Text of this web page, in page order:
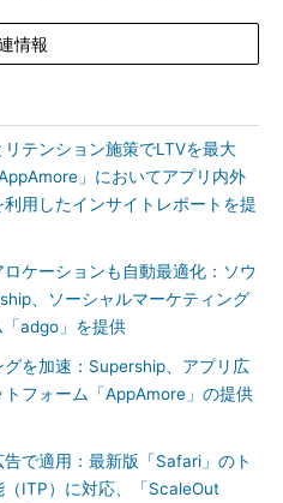
情報
テンション施策でLTVを最大
」においてアプリ内外
用したインサイトレポートを提
ケーションも自動最適化：ソウ
、ソーシャルマーケティング
adgo」を提供
を加速：Supership、アプリ広
フォーム「AppAmore」の提供
で適用：最新版「Safari」のト
ITP）に対応、「ScaleOut